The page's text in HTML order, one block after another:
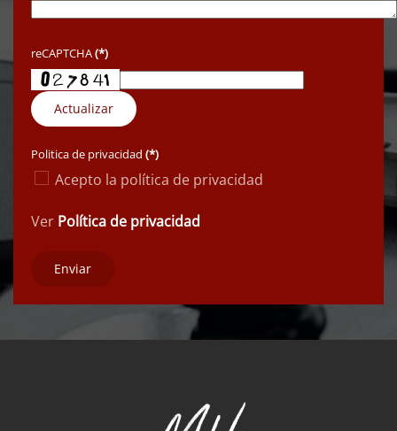
reCAPTCHA(*)
Actualizar
Politica de privacidad (*)
Acepto la política de privacidad
Ver Política de privacidad
Enviar